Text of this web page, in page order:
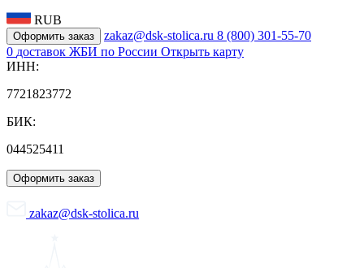
RUB
Оформить заказ zakaz@dsk-stolica.ru 8 (800) 301-55-70
0 доставок ЖБИ по России Открыть карту
ИНН:
7721823772
БИК:
044525411
Оформить заказ
zakaz@dsk-stolica.ru